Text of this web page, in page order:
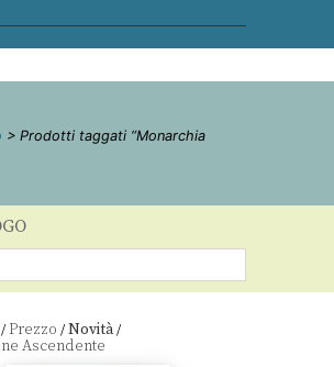
> Prodotti taggati “Monarchia
/Prezzo /Novità/